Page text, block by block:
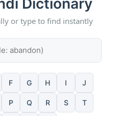
Dictionary
or type to find instantly
F G H I J
P Q R S T